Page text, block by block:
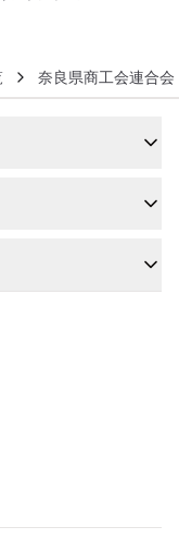
奈良県商工会連合会